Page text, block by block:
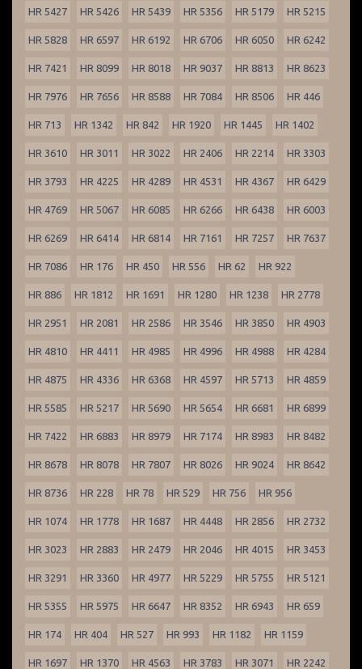
HR 5427 HR 5426 HR 5439 HR 5356 HR 5179 HR 5215
HR 5828 HR 6597 HR 6192 HR 6706 HR 6050 HR 6242
HR 7421 HR 8099 HR 8018 HR 9037 HR 8813 HR 8623
HR 7976 HR 7656 HR 8588 HR 7084 HR 8506 HR 446
HR 713 HR 1342 HR 842 HR 1920 HR 1445 HR 1402
HR 3610 HR 3011 HR 3022 HR 2406 HR 2214 HR 3303
HR 3793 HR 4225 HR 4289 HR 4531 HR 4367 HR 6429
HR 4769 HR 5067 HR 6085 HR 6266 HR 6438 HR 6003
HR 6269 HR 6414 HR 6814 HR 7161 HR 7257 HR 7637
HR 7086 HR 176 HR 450 HR 556 HR 62 HR 922
HR 886 HR 1812 HR 1691 HR 1280 HR 1238 HR 2778
HR 2951 HR 2081 HR 2586 HR 3546 HR 3850 HR 4903
HR 4810 HR 4411 HR 4985 HR 4996 HR 4988 HR 4284
HR 4875 HR 4336 HR 6368 HR 4597 HR 5713 HR 4859
HR 5585 HR 5217 HR 5690 HR 5654 HR 6681 HR 6899
HR 7422 HR 6883 HR 8979 HR 7174 HR 8983 HR 8482
HR 8678 HR 8078 HR 7807 HR 8026 HR 9024 HR 8642
HR 8736 HR 228 HR 78 HR 529 HR 756 HR 956
HR 1074 HR 1778 HR 1687 HR 4448 HR 2856 HR 2732
HR 3023 HR 2883 HR 2479 HR 2046 HR 4015 HR 3453
HR 3291 HR 3360 HR 4977 HR 5229 HR 5755 HR 5121
HR 5355 HR 5975 HR 6647 HR 8352 HR 6943 HR 659
HR 174 HR 404 HR 527 HR 993 HR 1182 HR 1159
HR 1697 HR 1370 HR 4563 HR 3783 HR 3071 HR 2242